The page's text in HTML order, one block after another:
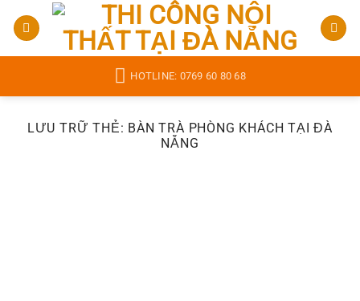
qua
HOTLINE: 0769 60 80 68
LƯU TRỮ THẺ: BÀN TRÀ PHÒNG KHÁCH TẠI ĐÀ
NẴNG